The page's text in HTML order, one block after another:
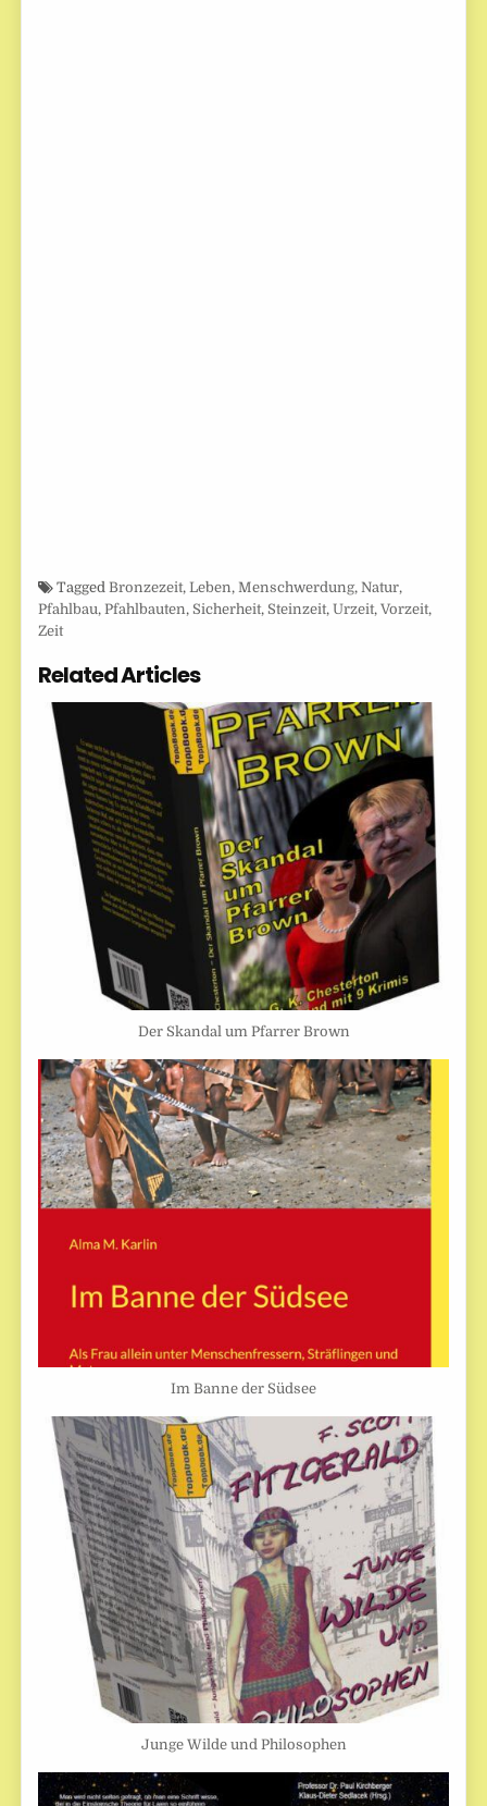
Tagged Bronzezeit,Leben, Menschwerdung, Natur,
Pfahlbau, Pfahlbauten, Sicherheit, Steinzeit,Urzeit,Vorzeit,
Zeit
Related Articles
Der Skandal um Pfarrer Brown
Im Banne der Südsee
Junge Wilde und Philosophen